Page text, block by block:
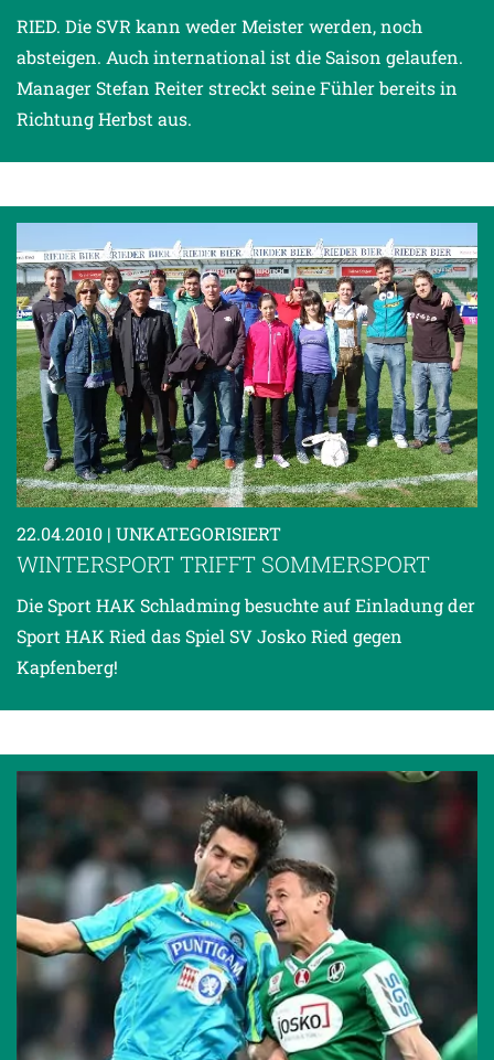
RIED. Die SVR kann weder Meister werden, noch
absteigen. Auch international ist die Saison gelaufen.
Manager Stefan Reiter streckt seine Fühler bereits in
Richtung Herbst aus.
22.04.2010 | UNKATEGORISIERT
WINTERSPORT TRIFFT SOMMERSPORT
Die Sport HAK Schladming besuchte auf Einladung der
Sport HAK Ried das Spiel SV Josko Ried gegen
Kapfenberg!